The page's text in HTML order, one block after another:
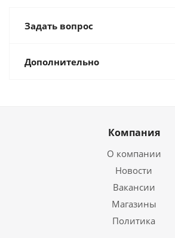
Задать вопрос
Дополнительно
Компания
О компании
Новости
Вакансии
Магазины
Политика